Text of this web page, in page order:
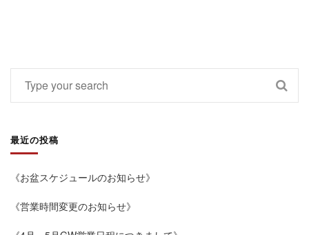
最近の投稿
《お盆スケジュールのお知らせ》
《営業時間変更のお知らせ》